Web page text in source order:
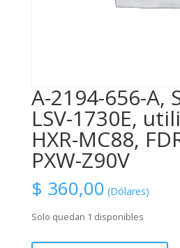
A-2194-656-A,
LSV-1730E,
HXR-MC88,
PXW-Z90V
$ 360,00 (Dólares)
Solo quedan 1 disponibles